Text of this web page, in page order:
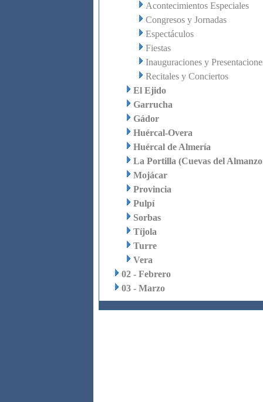
Acontecimientos Especiales
Congresos y Jornadas
Espectáculos
Fiestas
Inauguraciones y
Recitales y Conciertos
El Ejido
Garrucha
Gádor
Huércal-Overa
Huércal de Almería
La Portilla (Cuevas del
Mojácar
Provincia
Pulpí
Sorbas
Tíjola
Turre
Vera
02 - Febrero
03 - Marzo